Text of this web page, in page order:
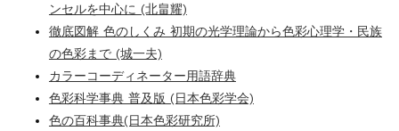
ンセルを中心に (北畠耀)
徹底図解 色のしくみ 初期の光学理論から色彩心理学・民族
の色彩まで (城一夫)
カラーコーディネーター用語辞典
色彩科学事典 普及版 (日本色彩学会)
色の百科事典(日本色彩研究所)